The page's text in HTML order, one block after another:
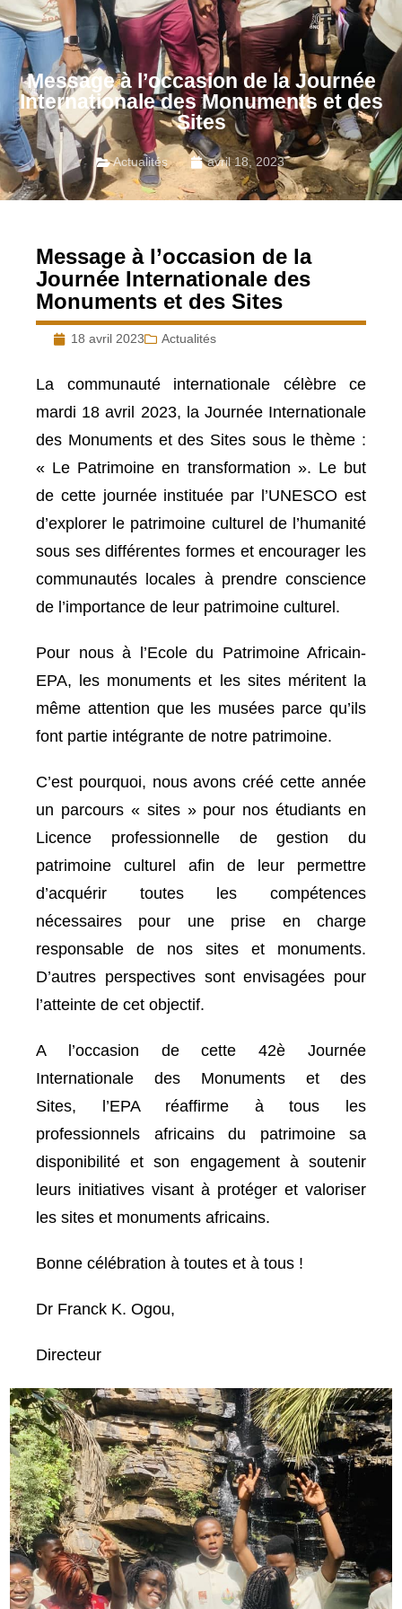
Message à l’occasion de la Journée
Internationale des Monuments et des
Sites
Actualités avril 18, 2023
Message à l’occasion de la
Journée Internationale des
Monuments et des Sites
18 avril 2023 Actualités
La communauté internationale célèbre ce
mardi 18 avril 2023, la Journée Internationale
des Monuments et des Sites sous le thème :
« Le Patrimoine en transformation ». Le but
de cette journée instituée par l’UNESCO est
d’explorer le patrimoine culturel de l’humanité
sous ses différentes formes et encourager les
communautés locales à prendre conscience
de l’importance de leur patrimoine culturel.
Pour nous à l’Ecole du Patrimoine Africain-
EPA, les monuments et les sites méritent la
même attention que les musées parce qu’ils
font partie intégrante de notre patrimoine.
C’est pourquoi, nous avons créé cette année
un parcours « sites » pour nos étudiants en
Licence professionnelle de gestion du
patrimoine culturel afin de leur permettre
d’acquérir toutes les compétences
nécessaires pour une prise en charge
responsable de nos sites et monuments.
D’autres perspectives sont envisagées pour
l’atteinte de cet objectif.
A l’occasion de cette 42è Journée
Internationale des Monuments et des
Sites, l’EPA réaffirme à tous les
professionnels africains du patrimoine sa
disponibilité et son engagement à soutenir
leurs initiatives visant à protéger et valoriser
les sites et monuments africains.
Bonne célébration à toutes et à tous !
Dr Franck K. Ogou,
Directeur